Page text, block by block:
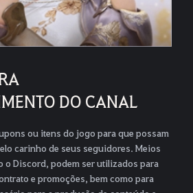
DO CANAL
ou itens do jogo para que possam
carinho de seus seguidores. Meios
o Discord, podem ser utilizados para
e promoções, bem como para